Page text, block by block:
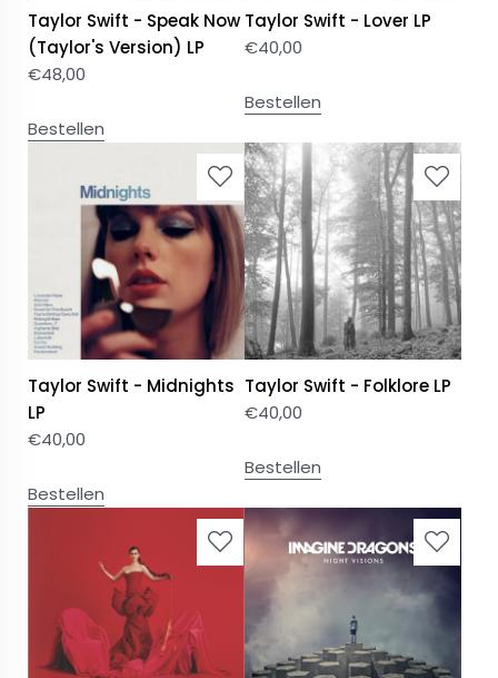
Taylor Swift - Speak Now
(Taylor's Version) LP
€48,00
Bestellen
Taylor Swift - Lover LP
€40,00
Bestellen
Taylor Swift - Midnights
LP
€40,00
Bestellen
Taylor Swift - Folklore LP
€40,00
Bestellen